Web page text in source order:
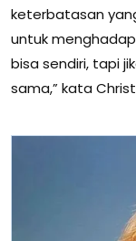
keterbatasan
untuk
bisa sendiri, tapi
sama,” kata